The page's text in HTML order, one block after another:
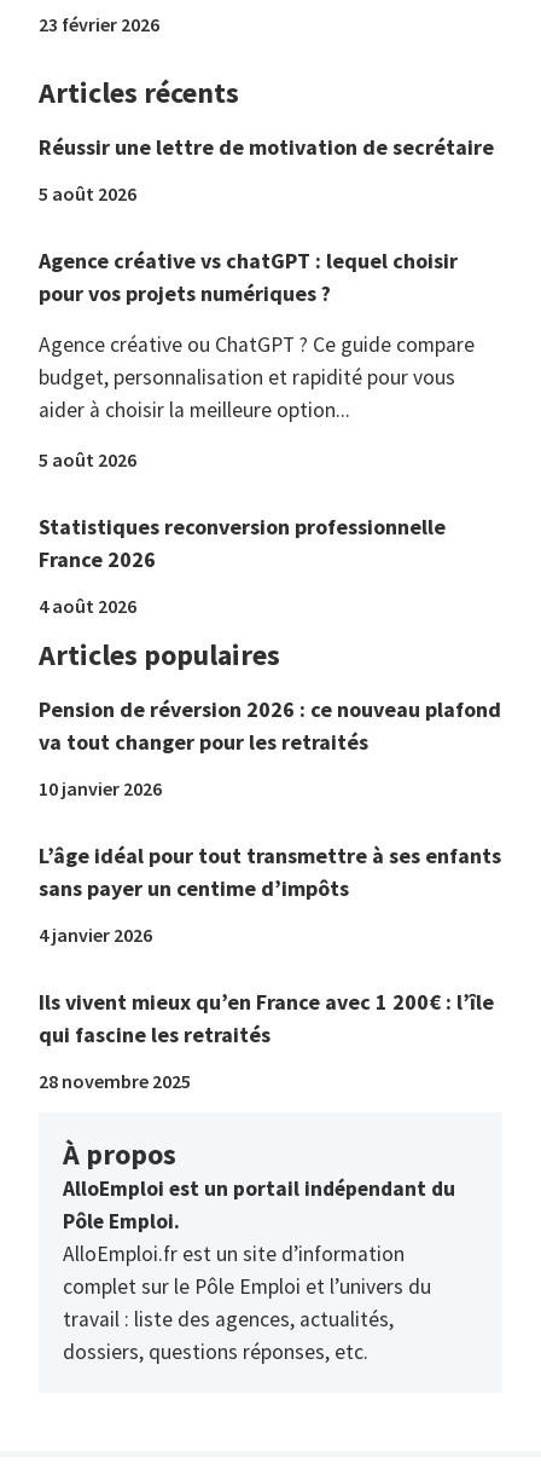
23 février 2026
Articles récents
Réussir une lettre de motivation de secrétaire
5 août 2026
Agence créative vs chatGPT : lequel choisir
pour vos projets numériques ?
Agence créative ou ChatGPT ? Ce guide compare
budget, personnalisation et rapidité pour vous
aider à choisir la meilleure option...
5 août 2026
Statistiques reconversion professionnelle
France 2026
4 août 2026
Articles populaires
Pension de réversion 2026 : ce nouveau plafond
va tout changer pour les retraités
10 janvier 2026
L’âge idéal pour tout transmettre à ses enfants
sans payer un centime d’impôts
4 janvier 2026
Ils vivent mieux qu’en France avec 1 200€ : l’île
qui fascine les retraités
28 novembre 2025
À propos
AlloEmploi est un portail indépendant du
Pôle Emploi.
AlloEmploi.fr est un site d’information
complet sur le Pôle Emploi et l’univers du
travail : liste des agences, actualités,
dossiers, questions réponses, etc.